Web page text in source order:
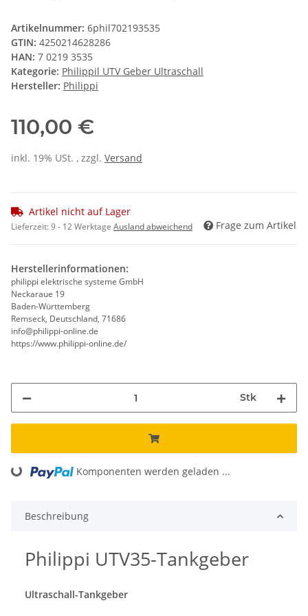
Artikelnummer: 6phil702193535
GTIN: 4250214628286
HAN: 7 0219 3535
Kategorie: Philippil UTV Geber Ultraschall
Hersteller: Philippi
110,00 €
inkl. 19% USt. , zzgl. Versand
Artikel nicht auf Lager
Lieferzeit:9 - 12 Werktage Ausland abweichend Frage zum Artikel
Herstellerinformationen:
philippi elektrische systeme GmbH
Neckaraue 19
Baden-Württemberg
Remseck, Deutschland, 71686
info@philippi-online.de
https://www.philippi-online.de/
Stk
Komponenten werden geladen ...
Beschreibung
Philippi UTV35-Tankgeber
Ultraschall-Tankgeber